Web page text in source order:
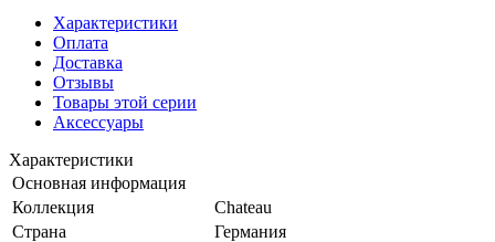
Характеристики
Оплата
Доставка
Отзывы
Товары этой серии
Аксессуары
Характеристики
Основная информация
Коллекция
Chateau
Страна
Германия